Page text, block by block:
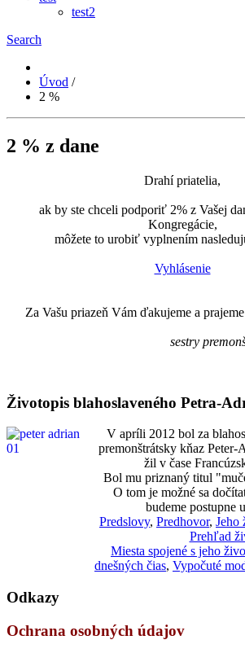
test2
Search
Úvod /
2 %
2 % z dane
Drahí priatelia,
ak by ste chceli podporiť 2% z Vašej
Kongregácie,
môžete to urobiť vyplnením
Vyhlásenie
Za Vašu priazeň Vám ďakujeme a
sestry
Životopis blahoslaveného Petra-
V apríli 2012 bol za
premonštrátsky kňaz
žil v čase
Bol mu priznaný titul
O tom je možné sa
budeme postupne
Predslovy, Predhovor, Jeho
Prehľad
Miesta spojené s jeho
dnešných čias, Vypočuté
Odkazy
Ochrana osobných údajov